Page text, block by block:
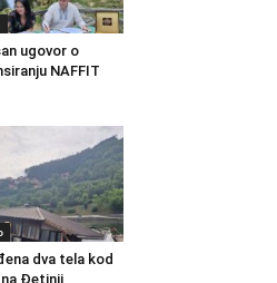
ugovor o
NAFFIT
dva tela kod
na Đetinji